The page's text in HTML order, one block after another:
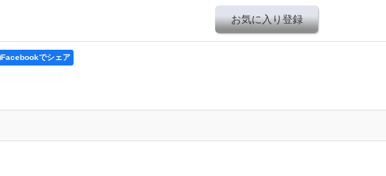
お気に入り登録
Facebookでシェア